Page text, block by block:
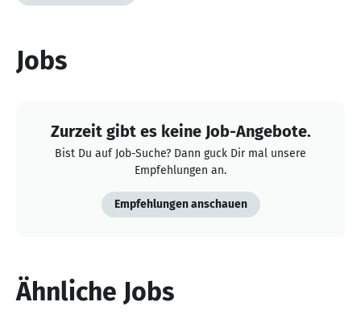
Jobs
Zurzeit gibt es keine Job-Angebote.
Bist Du auf Job-Suche? Dann guck Dir mal unsere
Empfehlungen an.
Empfehlungen anschauen
Ähnliche Jobs